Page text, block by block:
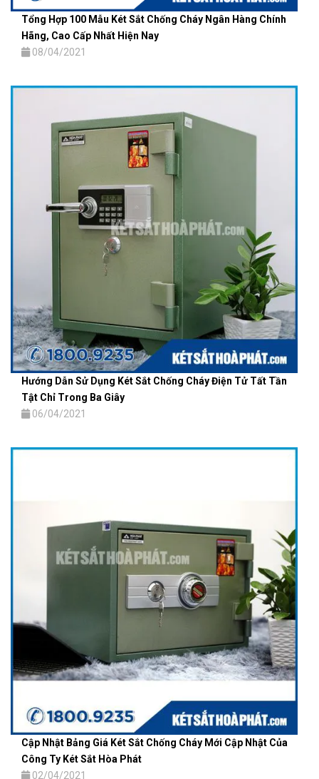
Tổng Hợp 100 Mẫu Két Sắt Chống Cháy Ngân Hàng Chính
Hãng, Cao Cấp Nhất Hiện Nay
08/04/2021
Hướng Dẫn Sử Dụng Két Sắt Chống Cháy Điện Tử Tất Tần
Tật Chỉ Trong Ba Giây
06/04/2021
Cập Nhật Bảng Giá Két Sắt Chống Cháy Mới Cập Nhật Của
Công Ty Két Sắt Hòa Phát
02/04/2021